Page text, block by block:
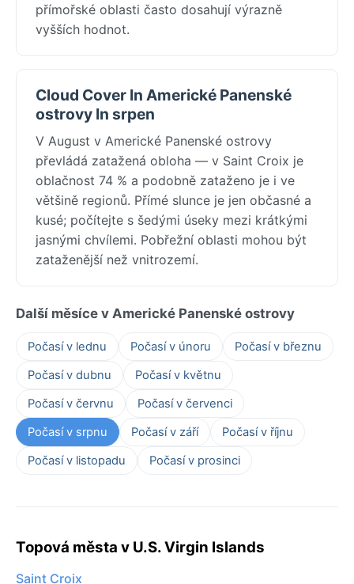
přímořské oblasti často dosahují výrazně
vyšších hodnot.
Cloud Cover In Americké Panenské
ostrovy In srpen
V August v Americké Panenské ostrovy
převládá zatažená obloha — v Saint Croix je
oblačnost 74 % a podobně zataženo je i ve
většině regionů. Přímé slunce je jen občasné a
kusé; počítejte s šedými úseky mezi krátkými
jasnými chvílemi. Pobřežní oblasti mohou být
zataženější než vnitrozemí.
Další měsíce v Americké Panenské ostrovy
Počasí v lednu Počasí v únoru
Počasí v březnu
Počasí v dubnu
Počasí v květnu
Počasí v červnu
Počasí v červenci
Počasí v srpnu
Počasí v září
Počasí v říjnu
Počasí v listopadu
Počasí v prosinci
Topová města v U.S. Virgin Islands
Saint Croix